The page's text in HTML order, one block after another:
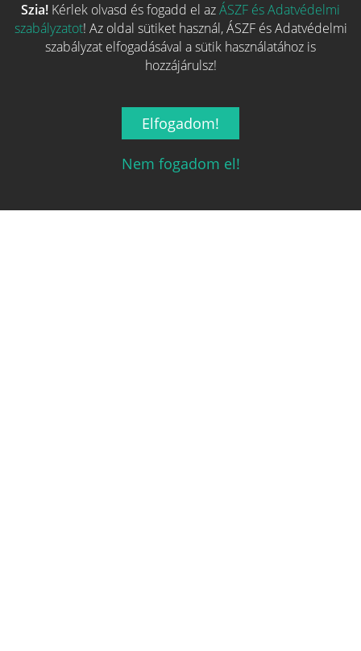
Magyarország társasjáték keresője!
A társasjáték érték!
Hasznos linkek
Szia! Kérlek olvasd és fogadd el azÁSZF és Adatvédelmi
szabályzatot! Az oldal sütiket használ, ÁSZF és Adatvédelmi
szabályzat elfogadásával a sütik használatához is
hozzájárulsz!
Elfogadom!
Nem fogadom el!